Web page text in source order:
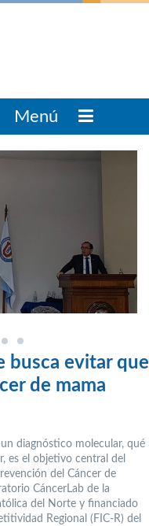
Menú
busca evitar que
de mama
diagnóstico molecular, qué
es el objetivo central del
del Cáncer de
CáncerLab de la
del Norte y financiado
Regional (FIC-R) del